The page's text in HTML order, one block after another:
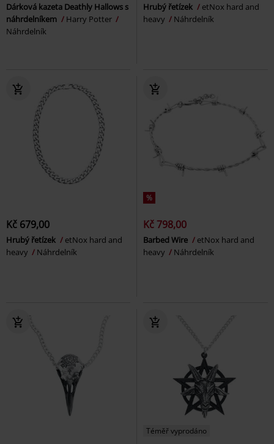
Dárková kazeta Deathly Hallows s
náhrdelníkem
Harry Potter
Náhrdelník
Hrubý řetízek
etNox hard and
heavy
Náhrdelník
Kč 679,00
Hrubý řetízek
etNox hard and
heavy
Náhrdelník
%
Kč 798,00
Barbed Wire
etNox hard and
heavy
Náhrdelník
Téměř vyprodáno